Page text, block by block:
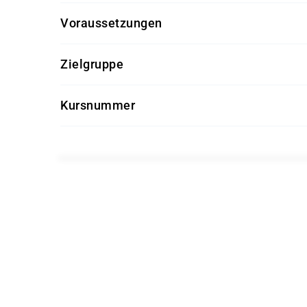
Voraussetzungen
Red Hat Certified Engineer (RHCE®) oder
Linux
Zielgruppe
Erfahrene Linux-Systemadministratoren
Kursnummer